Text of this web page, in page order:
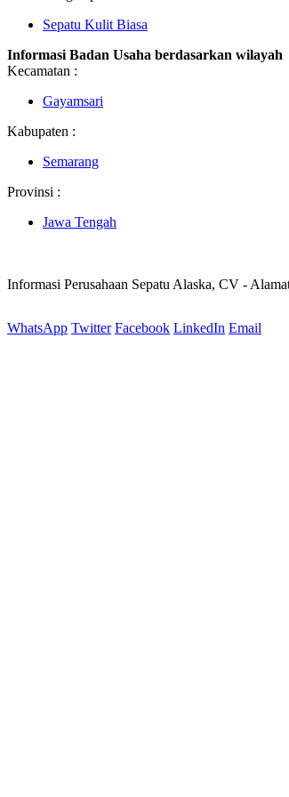
Sepatu Kulit Biasa
Informasi Badan Usaha berdasarkan wilayah
Kecamatan :
Gayamsari
Kabupaten :
Semarang
Provinsi :
Jawa Tengah
Informasi Perusahaan Sepatu Alaska, CV -
WhatsApp Twitter Facebook LinkedIn Email